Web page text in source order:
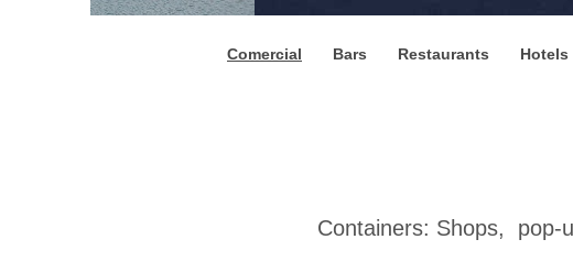
Comercial Bars Restaurants Hotels
Containers: Shops, pop-